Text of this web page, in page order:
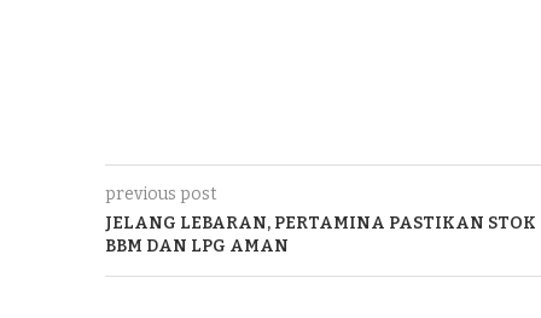
previous post
JELANG LEBARAN, PERTAMINA PASTIKAN STOK
BBM DAN LPG AMAN